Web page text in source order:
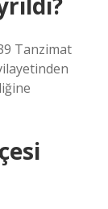
Tanzimat